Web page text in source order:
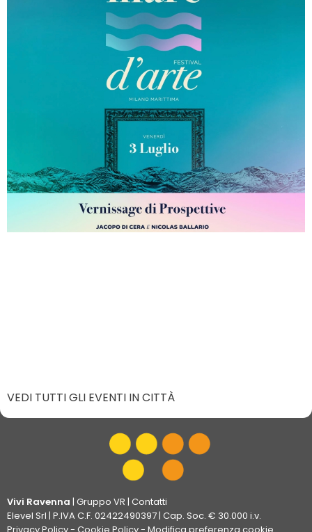
VEDI TUTTI GLI EVENTI IN CITTÀ
Vivi Ravenna | Gruppo VR | Contatti
Elevel Srl | P.IVA C.F. 02422490397 | Cap. Soc. € 30.000 i.v.